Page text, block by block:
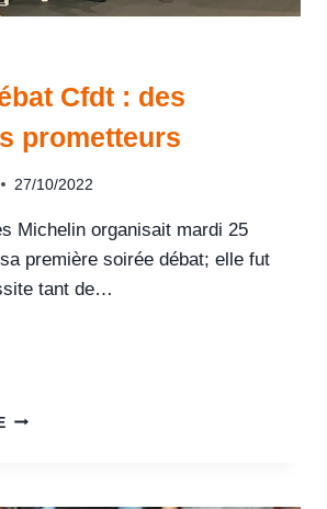
Cfdt : des
prometteurs
27/10/2022
Michelin organisait mardi 25
première soirée débat; elle fut
tant de…